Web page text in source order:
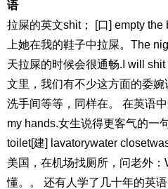
语
拉屎的英文shit； [口] empty
上她在我的鞋子中拉屎。The
天拉屎的时候会很通畅.I will
文里，我们有不少这方面的委
洗手间等等，同样在。 在英语
my hands.女生说得更客气的一
toilet[建] lavatorywater
美国，在机场找厕所，问老外
懂。。 还有人学了几十年的英